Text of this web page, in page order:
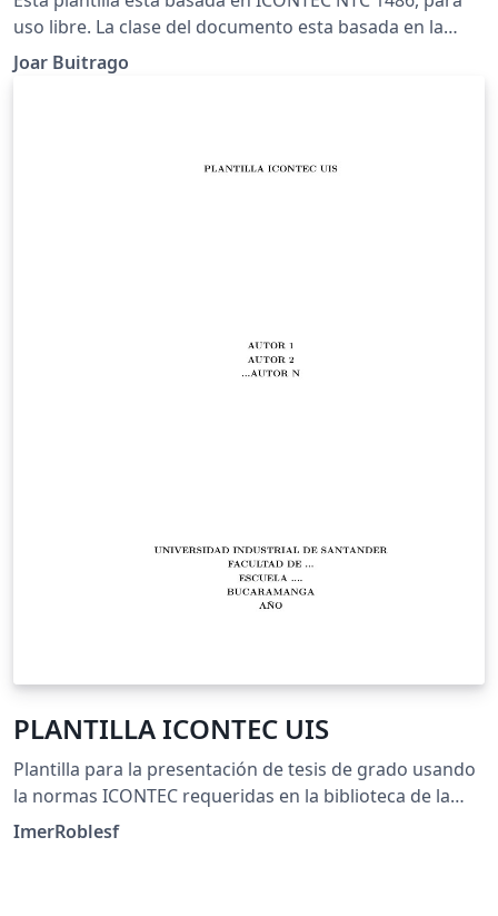
uso libre. La clase del documento esta basada en la
clase estandar Book, por lo tanto es independiente.
This template is based on ICONTEC NTC 1486, for free
Joar Buitrago
PLANTILLA ICONTEC UIS
Plantilla para la presentación de tesis de grado usando
la normas ICONTEC requeridas en la biblioteca de la
Universidad Industrial de Santander - UIS
ImerRoblesf